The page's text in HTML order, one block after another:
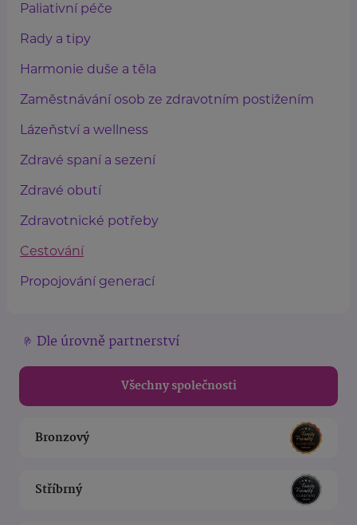
Paliativní péče
Rady a tipy
Harmonie duše a těla
Zaměstnávání osob ze zdravotním postižením
Lázeňství a wellness
Zdravé spaní a sezení
Zdravé obutí
Zdravotnické potřeby
Cestování
Propojování generací
Dle úrovně partnerství
Všechny společnosti
Bronzový
Stříbrný